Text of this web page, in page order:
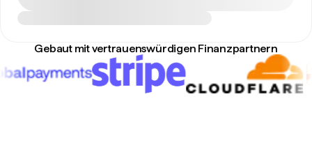
Gebaut mit vertrauenswürdigen Finanzpartnern